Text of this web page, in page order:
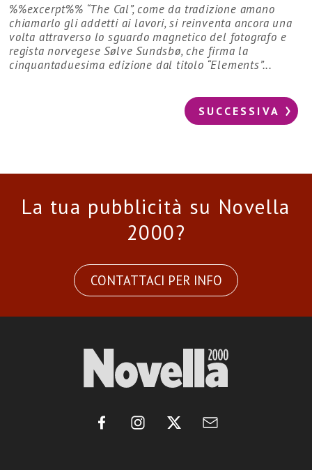
%%excerpt%% “The Cal”, come da tradizione amano
chiamarlo gli addetti ai lavori, si reinventa ancora una
volta attraverso lo sguardo magnetico del fotografo e
regista norvegese Sølve Sundsbø, che firma la
cinquantaduesima edizione dal titolo “Elements”...
SUCCESSIVA
La tua pubblicità su Novella
2000?
CONTATTACI PER INFO